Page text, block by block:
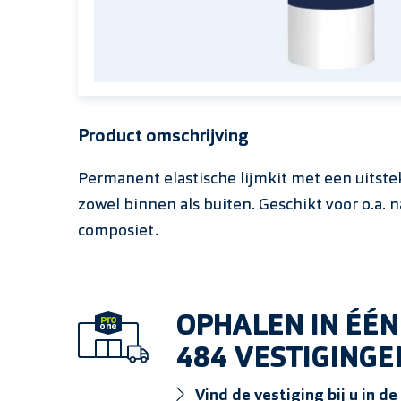
Product omschrijving
Permanent elastische lijmkit met een
zowel binnen als buiten. Geschikt voor o.a.
composiet.
OPHALEN IN
484
Vind de vestiging bij u in